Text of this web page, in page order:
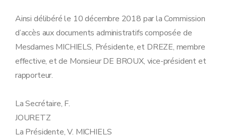
Ainsi délibéré le 10 décembre 2018 par la Commission
d’accès aux documents administratifs composée de
Mesdames MICHIELS, Présidente, et DREZE, membre
effective, et de Monsieur DE BROUX, vice-président et
rapporteur.
La Secrétaire, F.
JOURETZ
La Présidente, V. MICHIELS